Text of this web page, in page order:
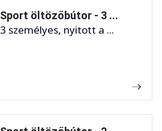
Sport öltözőbútor - 3 ...
3 személyes, nyitott a ...